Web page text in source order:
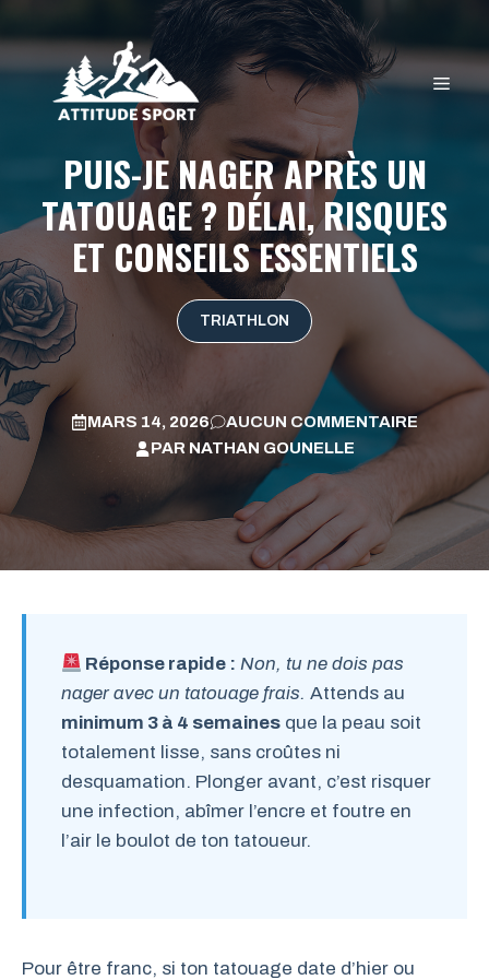
au
contenu
PUIS-JE NAGER APRÈS UN
TATOUAGE ? DÉLAI, RISQUES
ET CONSEILS ESSENTIELS
TRIATHLON
MARS 14, 2026
AUCUN COMMENTAIRE
PAR NATHAN GOUNELLE
Réponse rapide : Non, tu ne dois pas
nager avec un tatouage frais. Attends au
minimum 3 à 4 semaines que la peau soit
totalement lisse, sans croûtes ni
desquamation. Plonger avant, c’est risquer
une infection, abîmer l’encre et foutre en
l’air le boulot de ton tatoueur.
Pour être franc, si ton tatouage date d’hier ou